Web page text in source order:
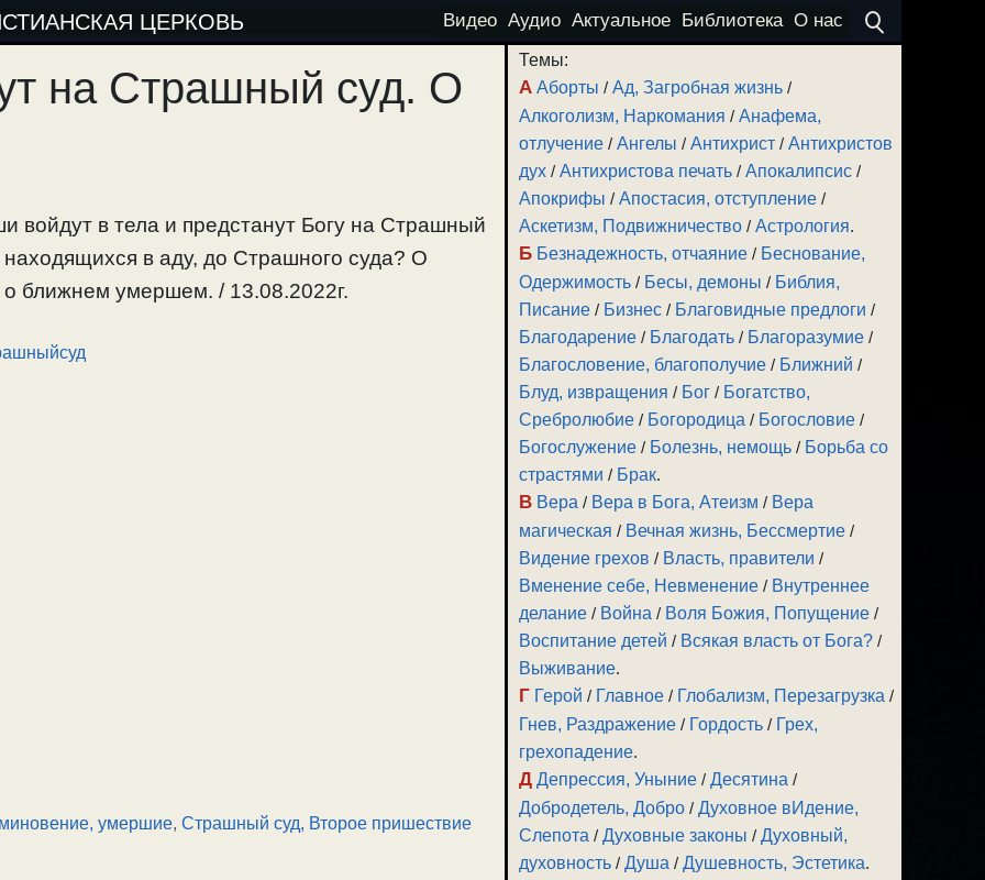
ЦЕРКОВЬ Видео Аудио Актуальное Библиотека О нас
на Страшный суд. О
войдут в тела и предстанут Богу на Страшный
в аду, до Страшного суда? О
о ближнем умершем. / 13.08.2022г.
умершие, Страшный суд, Второе пришествие
Темы:
А Аборты /Ад, Загробная жизнь /
Алкоголизм, Наркомания /Анафема,
отлучение /Ангелы /Антихрист /Антихристов
дух /Антихристова печать /Апокалипсис /
Апокрифы /Апостасия, отступление /
Аскетизм, Подвижничество /Астрология.
Б Безнадежность, отчаяние / Беснование,
Одержимость / Бесы, демоны / Библия,
Писание / Бизнес / Благовидные предлоги /
Благодарение / Благодать / Благоразумие /
Благословение, благополучие / Ближний /
Блуд, извращения / Бог / Богатство,
Сребролюбие / Богородица / Богословие /
Богослужение / Болезнь, немощь / Борьба со
страстями / Брак.
В Вера / Вера в Бога, Атеизм / Вера
магическая / Вечная жизнь, Бессмертие /
Видение грехов / Власть, правители /
Вменение себе, Невменение / Внутреннее
делание / Война / Воля Божия, Попущение /
Воспитание детей / Всякая власть от Бога? /
Выживание.
Г Герой / Главное / Глобализм, Перезагрузка /
Гнев, Раздражение / Гордость / Грех,
грехопадение.
Д Депрессия, Уныние /Десятина /
Добродетель, Добро /Духовное вИдение,
Слепота /Духовные законы /Духовный,
духовность /Душа /Душевность, Эстетика.